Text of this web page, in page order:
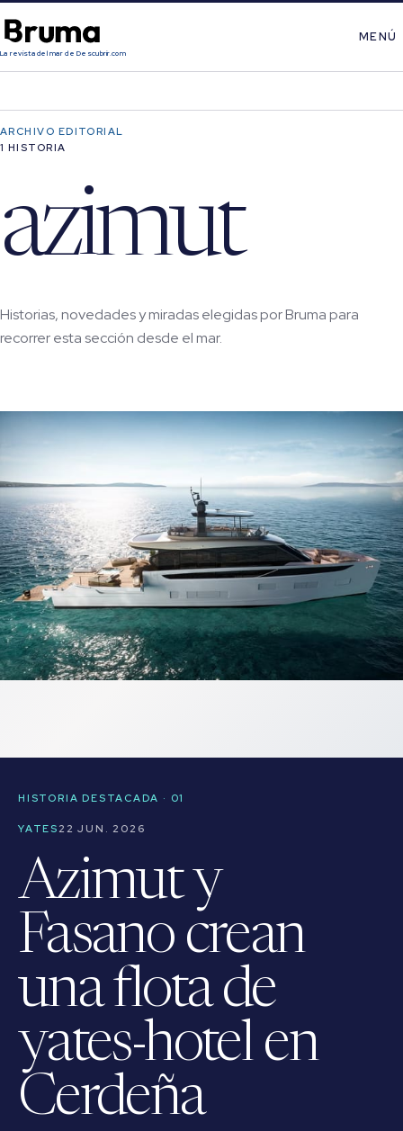
La revista del mar de Descubrir.com
MENÚ
ARCHIVO EDITORIAL
1 HISTORIA
azimut
Historias, novedades y miradas elegidas por Bruma para
recorrer esta sección desde el mar.
HISTORIA DESTACADA · 01
YATES 22 JUN. 2026
Azimut y
Fasano crean
una flota de
yates-hotel en
Cerdeña